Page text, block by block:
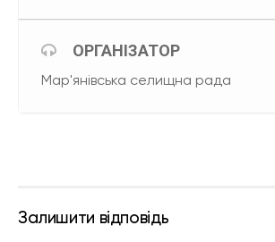
ОРГАНІЗАТОР
Мар'янівська селищна рада
Залишити відповідь